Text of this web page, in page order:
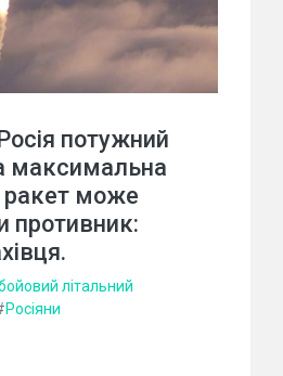
потужний
максимальна
ракет може
противник:
літальний
Росіяни